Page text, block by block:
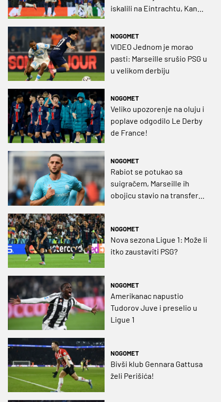
iskalili na Eintrachtu, Kane
NOGOMET
VIDEO Jednom je morao
pasti: Marseille srušio PSG u
u velikom derbiju
NOGOMET
Veliko upozorenje na oluju i
poplave odgodilo Le Derby
de France!
NOGOMET
Rabiot se potukao sa
suigračem, Marseille ih
obojicu stavio na transfer
NOGOMET
Nova sezona Ligue 1: Može li
itko zaustaviti PSG?
NOGOMET
Amerikanac napustio
Tudorov Juve i preselio u
Ligue 1
NOGOMET
Bivši klub Gennara Gattusa
želi Perišića!